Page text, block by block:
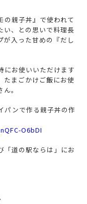
の親子丼』で使われて
い、との思いで料理長
が入った甘めの『だし
にお使いいただけます
たまごかけご飯にお使
。
パンで作る親子丼の作
O6bDI
道の駅ならは」にお